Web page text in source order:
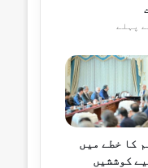
کا خطے میں
کوششیں